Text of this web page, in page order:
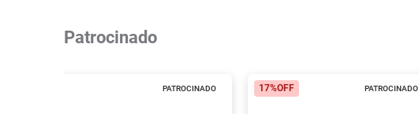
Patrocinado
PATROCINADO PATROCINADO
17%OFF